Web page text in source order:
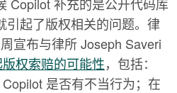
引起了版权相关的问题。律
宣布与律所 Joseph Saveri
权索赔的可能性，包括：
是否有不当行为；在